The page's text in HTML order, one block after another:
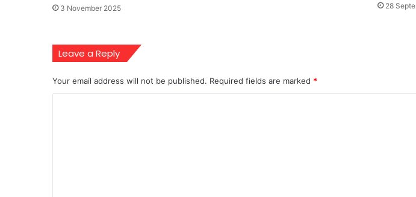
3 November 2025 28
Leave a Reply
Your email address will not be published. Required fields are marked *